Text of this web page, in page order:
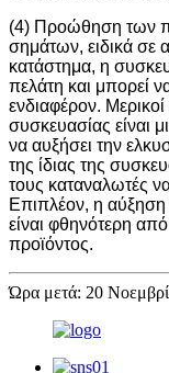
(4) Προώθηση των
σημάτων, ειδικά σε
κατάστημα, η
πελάτη και μπορεί
ενδιαφέρον.
συσκευασίας είναι
να αυξήσει την
της ίδιας της
τους καταναλωτές
Επιπλέον, η αύξηση
είναι φθηνότερη
προϊόντος.
Ώρα μετά: 20